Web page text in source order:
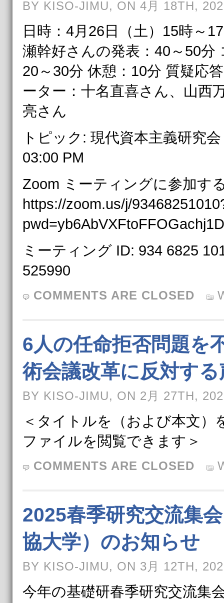
BY KISO-JIMU, ON 4月 18TH,
日時：4月26日（土）15時～
瀬幹好さんの発表：40～50分
20～30分 休憩：10分 質疑応
ーター：十名直喜さん、山西
亮さん
トピック: 現代資本主義研究
03:00 PM
Zoom ミーティングに参加す
https://zoom.us/j/
ミーティング ID: 934 6825
525990
COMMENTS ARE CLOSED
6人の任命拒否問題を
術会議改革に反対する
BY KISO-JIMU, ON 2月 27TH,
＜タイトルを（および本文）
ファイルを閲覧できます＞
COMMENTS ARE CLOSED
2025春季研究交流集
協大学）のお知らせ
BY KISO-JIMU, ON 3月 12TH,
今年の基礎研春季研究交流集